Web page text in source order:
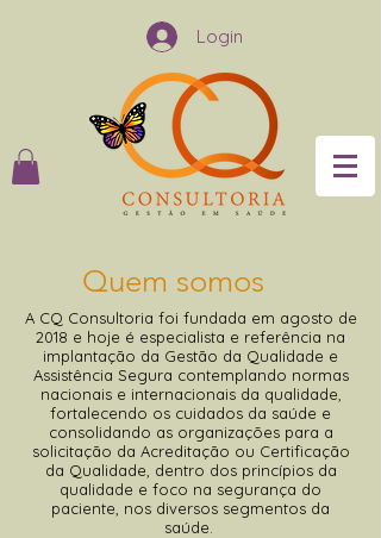
Login
Quem somos
A CQ Consultoria foi fundada em agosto de
2018 e hoje é especialista e referência na
implantação da Gestão da Qualidade e
Assistência Segura contemplando normas
nacionais e internacionais da qualidade,
fortalecendo os cuidados da saúde e
consolidando as organizações para a
solicitação da Acreditação ou Certificação
da Qualidade, dentro dos princípios da
qualidade e foco na segurança do
paciente, nos diversos segmentos da
saúde.